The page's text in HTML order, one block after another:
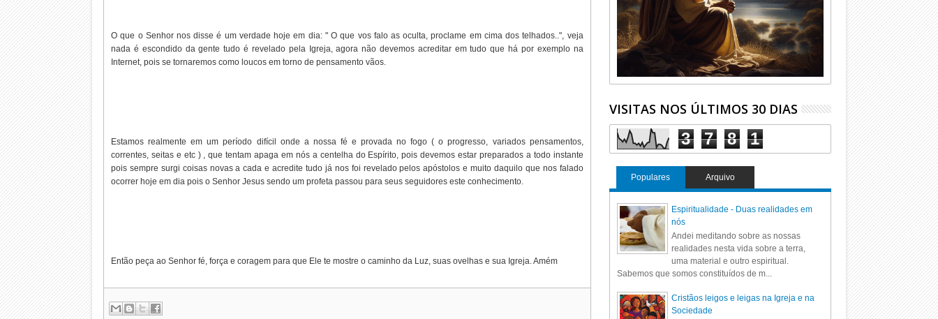
O que o Senhor nos disse é um verdade hoje em dia: " O que vos falo as oculta, proclame em cima dos telhados..", veja
nada é escondido da gente tudo é revelado pela Igreja, agora não devemos acreditar em tudo que há por exemplo na
Internet, pois se tornaremos como loucos em torno de pensamento vãos.
Estamos realmente em um período difícil onde a nossa fé e provada no fogo ( o progresso, variados pensamentos,
correntes, seitas e etc ) , que tentam apaga em nós a centelha do Espírito, pois devemos estar preparados a todo instante
pois sempre surgi coisas novas a cada e acredite tudo já nos foi revelado pelos apóstolos e muito daquilo que nos falado
ocorrer hoje em dia pois o Senhor Jesus sendo um profeta passou para seus seguidores este conhecimento.
Então peça ao Senhor fé, força e coragem para que Ele te mostre o caminho da Luz, suas ovelhas e sua Igreja. Amém
VISITAS NOS ÚLTIMOS 30 DIAS
3 7 8 1
Populares Arquivo
Espiritualidade - Duas realidades em
nós
Andei meditando sobre as nossas
realidades nesta vida sobre a terra,
uma material e outro espiritual.
Sabemos que somos constituídos de m...
Cristãos leigos e leigas na Igreja e na
Sociedade